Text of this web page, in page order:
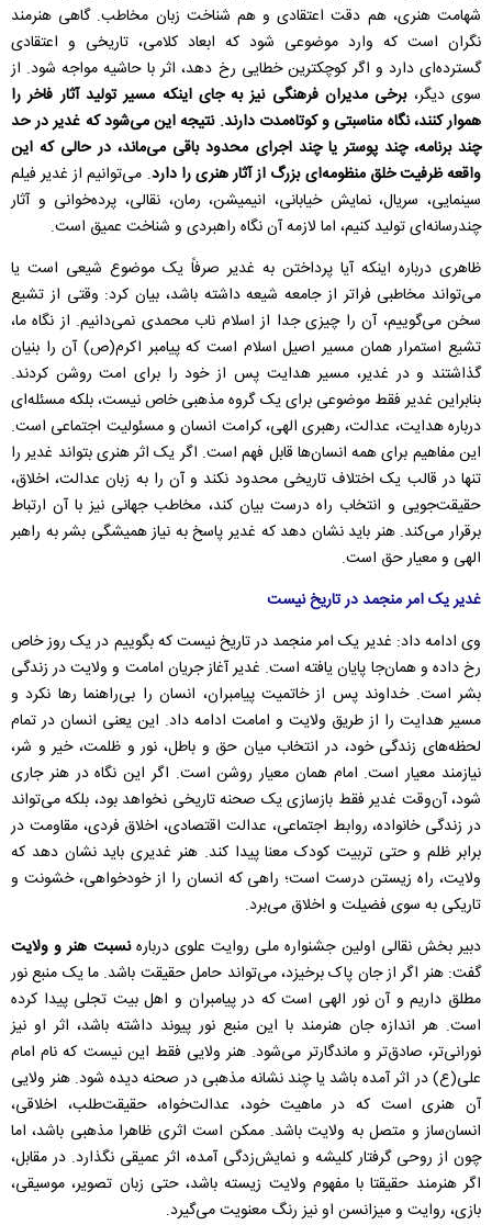
شهامت هنری، هم دقت اعتقادی و هم شناخت زبان مخاطب. گاهی هنرمند
نگران است که وارد موضوعی شود که ابعاد کلامی، تاریخی و اعتقادی
گسترده‌ای دارد و اگر کوچکترین خطایی رخ دهد، اثر با حاشیه مواجه شود. از
سوی دیگر،برخی مدیران فرهنگی نیز به جای اینکه مسیر تولید آثار فاخر را
هموار کنند، نگاه مناسبتی و کوتاه‌مدت دارند. نتیجه این می‌شود که غدیر در حد
چند برنامه، چند پوستر یا چند اجرای محدود باقی می‌ماند، در حالی که این
واقعه ظرفیت خلق منظومه‌ای بزرگ از آثار هنری را دارد. می‌توانیم از غدیر فیلم
سینمایی، سریال، نمایش خیابانی، انیمیشن، رمان، نقالی، پرده‌خوانی و آثار
چندرسانه‌ای تولید کنیم، اما لازمه آن نگاه راهبردی و شناخت عمیق است.
ظاهری درباره اینکه آیا پرداختن به غدیر صرفاً یک موضوع شیعی است یا
می‌تواند مخاطبی فراتر از جامعه شیعه داشته باشد، بیان کرد: وقتی از تشیع
سخن می‌گوییم، آن را چیزی جدا از اسلام ناب محمدی نمی‌دانیم. از نگاه ما،
تشیع استمرار همان مسیر اصیل اسلام است که پیامبر اکرم(ص) آن را بنیان
گذاشتند و در غدیر، مسیر هدایت پس از خود را برای امت روشن کردند.
بنابراین غدیر فقط موضوعی برای یک گروه مذهبی خاص نیست، بلکه مسئله‌ای
درباره هدایت، عدالت، رهبری الهی، کرامت انسان و مسئولیت اجتماعی است.
این مفاهیم برای همه انسان‌ها قابل فهم است. اگر یک اثر هنری بتواند غدیر را
تنها در قالب یک اختلاف تاریخی محدود نکند و آن را به زبان عدالت، اخلاق،
حقیقت‌جویی و انتخاب راه درست بیان کند، مخاطب جهانی نیز با آن ارتباط
برقرار می‌کند. هنر باید نشان دهد که غدیر پاسخ به نیاز همیشگی بشر به راهبر
الهی و معیار حق است.
غدیر یک امر منجمد در تاریخ نیست
وی ادامه داد: غدیر یک امر منجمد در تاریخ نیست که بگوییم در یک روز خاص
رخ داده و همان‌جا پایان یافته است. غدیر آغاز جریان امامت و ولایت در زندگی
بشر است. خداوند پس از خاتمیت پیامبران، انسان را بی‌راهنما رها نکرد و
مسیر هدایت را از طریق ولایت و امامت ادامه داد. این یعنی انسان در تمام
لحظه‌های زندگی خود، در انتخاب میان حق و باطل، نور و ظلمت، خیر و شر،
نیازمند معیار است. امام همان معیار روشن است. اگر این نگاه در هنر جاری
شود، آن‌وقت غدیر فقط بازسازی یک صحنه تاریخی نخواهد بود، بلکه می‌تواند
در زندگی خانواده، روابط اجتماعی، عدالت اقتصادی، اخلاق فردی، مقاومت در
برابر ظلم و حتی تربیت کودک معنا پیدا کند. هنر غدیری باید نشان دهد که
ولایت، راه زیستن درست است؛ راهی که انسان را از خودخواهی، خشونت و
تاریکی به سوی فضیلت و اخلاق می‌برد.
دبیر بخش نقالی اولین جشنواره ملی روایت علوی دربارهنسبت هنر و ولایت
گفت: هنر اگر از جان پاک برخیزد، می‌تواند حامل حقیقت باشد. ما یک منبع نور
مطلق داریم و آن نور الهی است که در پیامبران و اهل بیت تجلی پیدا کرده
است. هر اندازه جان هنرمند با این منبع نور پیوند داشته باشد، اثر او نیز
نورانی‌تر، صادق‌تر و ماندگارتر می‌شود. هنر ولایی فقط این نیست که نام امام
علی(ع) در اثر آمده باشد یا چند نشانه مذهبی در صحنه دیده شود. هنر ولایی
آن هنری است که در ماهیت خود، عدالت‌خواه، حقیقت‌طلب، اخلاقی،
انسان‌ساز و متصل به ولایت باشد. ممکن است اثری ظاهرا مذهبی باشد، اما
چون از روحی گرفتار کلیشه و نمایش‌زدگی آمده، اثر عمیقی نگذارد. در مقابل،
اگر هنرمند حقیقتا با مفهوم ولایت زیسته باشد، حتی زبان تصویر، موسیقی،
بازی، روایت و میزانسن او نیز رنگ معنویت می‌گیرد.